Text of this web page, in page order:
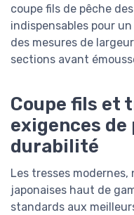
coupe fils de pêche
indispensables pour
des mesures de
sections avant
Coupe fils et
exigences
durabilité
Les tresses
japonaises haut de
standards aux